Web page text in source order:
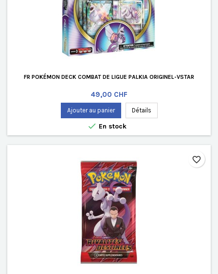
FR POKÉMON DECK COMBAT DE LIGUE PALKIA ORIGINEL-VSTAR
Prix
49,00 CHF
Ajouter au panier Détails
 En stock
favorite_border